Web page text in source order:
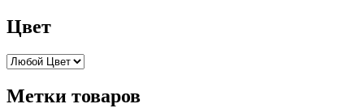
Цвет
Метки товаров